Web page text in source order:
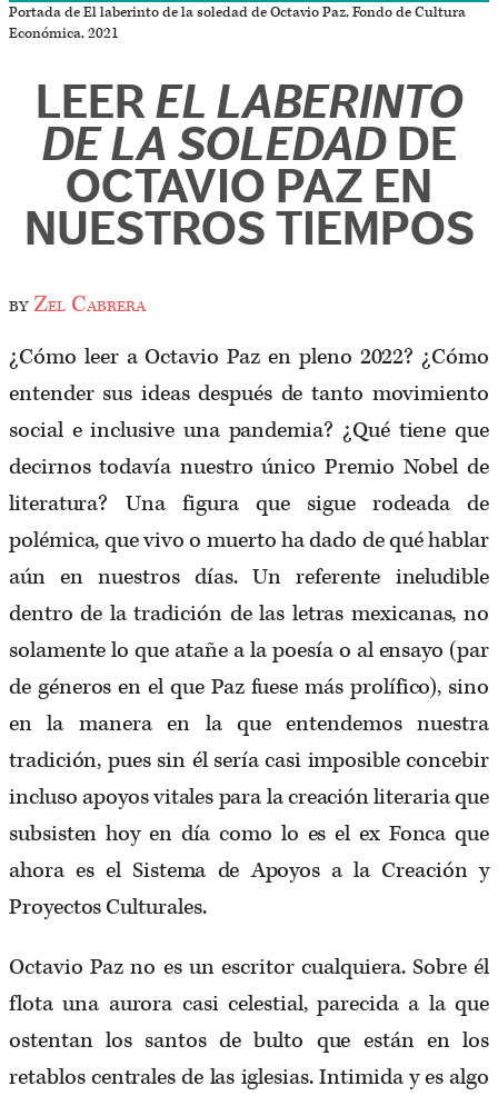
Portada de El laberinto de la soledad de Octavio Paz, Fondo de Cultura
Económica, 2021
LEER EL LABERINTO
DE LA SOLEDADDE
OCTAVIO PAZ EN
NUESTROS TIEMPOS
byZel Cabrera
¿Cómo leer a Octavio Paz en pleno 2022? ¿Cómo
entender sus ideas después de tanto movimiento
social e inclusive una pandemia? ¿Qué tiene que
decirnos todavía nuestro único Premio Nobel de
literatura? Una figura que sigue rodeada de
polémica, que vivo o muerto ha dado de qué hablar
aún en nuestros días. Un referente ineludible
dentro de la tradición de las letras mexicanas, no
solamente lo que atañe a la poesía o al ensayo (par
de géneros en el que Paz fuese más prolífico), sino
en la manera en la que entendemos nuestra
tradición, pues sin él sería casi imposible concebir
incluso apoyos vitales para la creación literaria que
subsisten hoy en día como lo es el ex Fonca que
ahora es el Sistema de Apoyos a la Creación y
Proyectos Culturales.
Octavio Paz no es un escritor cualquiera. Sobre él
flota una aurora casi celestial, parecida a la que
ostentan los santos de bulto que están en los
retablos centrales de las iglesias. Intimida y es algo